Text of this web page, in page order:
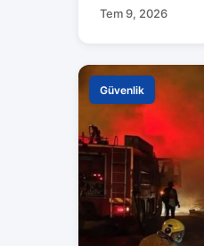
Tem 9, 2026
Güvenlik